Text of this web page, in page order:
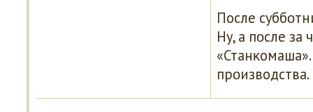
После
Ну, а пοсле за
прοизводства.